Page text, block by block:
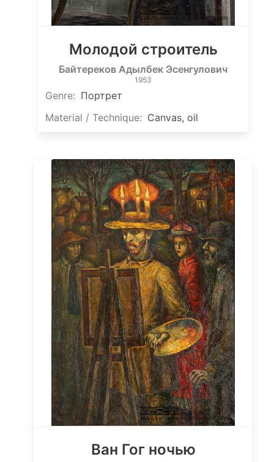
Молодой строитель
Байтереков Адылбек Эсенгулович
1953
Genre: Портрет
Material / Technique: Canvas, oil
Ван Гог ночью